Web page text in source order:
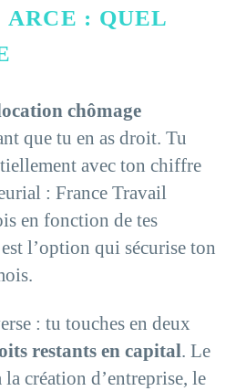
ARCE : QUEL
chômage
que tu en as droit. Tu
avec ton chiffre
: France Travail
en fonction de tes
l’option qui sécurise ton
: tu touches en deux
restants en capital. Le
création d’entreprise, le